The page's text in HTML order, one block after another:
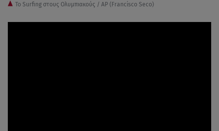
Το Surfing στους Ολυμπιακούς / AP (Francisco Seco)